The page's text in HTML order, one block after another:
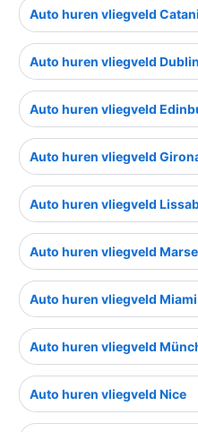
Auto huren vliegveld
Auto huren vliegveld Dublin
Auto huren vliegveld
Auto huren vliegveld
Auto huren vliegveld
Auto huren vliegveld
Auto huren vliegveld Miami
Auto huren vliegveld
Auto huren vliegveld Nice